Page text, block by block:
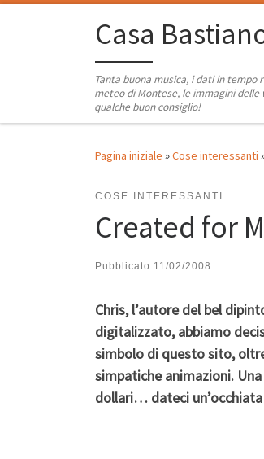
Passa al contenutoCasa
Tanta buona musica, i dati in tempo
meteo di Montese, le immagini delle
qualche buon consiglio!
Pagina iniziale »Cose interessanti
COSE INTERESSANTI
Created for
Pubblicato 11/02/2008
Chris, l’autore del bel
digitalizzato, abbiamo
simbolo di questo sito,
simpatiche animazioni.
dollari… dateci